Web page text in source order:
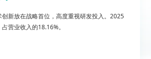
新放在战略首位，高度重视研发投入。2025
营业收入的18.16%。